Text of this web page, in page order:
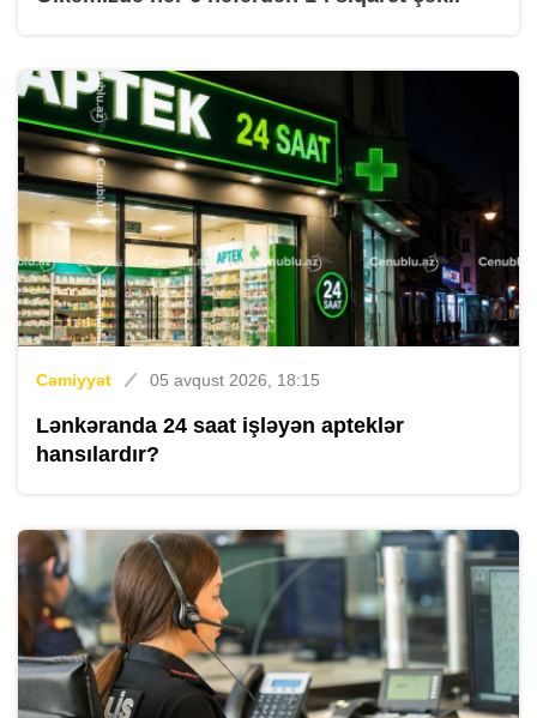
Cəmiyyət 05 avqust 2026, 18:15
Lənkəranda 24 saat işləyən apteklər
hansılardır?